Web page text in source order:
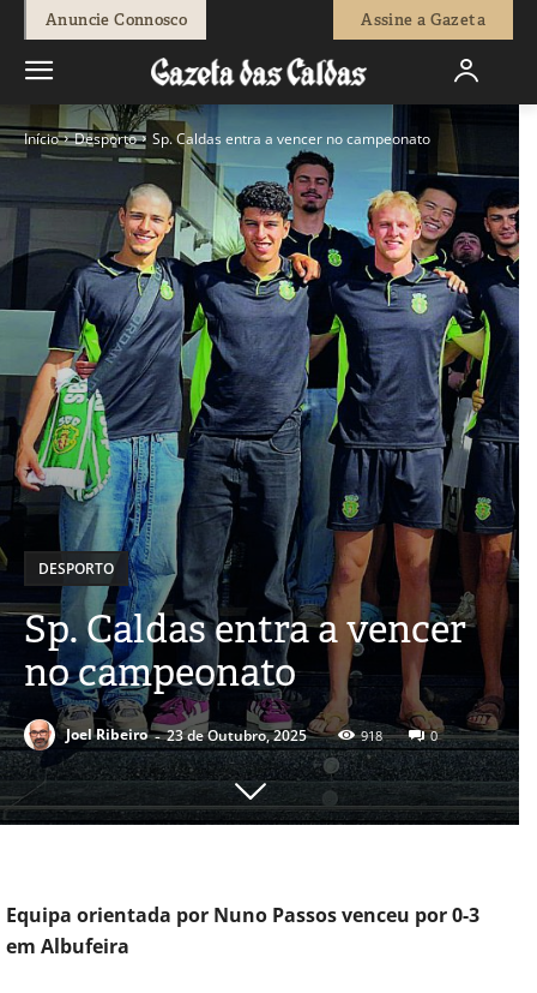
Anuncie Connosco Assine a Gazeta
Início Desporto Sp. Caldas entra a vencer no campeonato
DESPORTO
Sp. Caldas entra a vencer
no campeonato
Joel Ribeiro - 23 de Outubro, 2025 918 0
Equipa orientada por Nuno Passos venceu por 0-3
em Albufeira